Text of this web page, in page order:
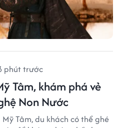
phút trước
Tâm, khám phá vẻ
Non Nước
Tâm, du khách có thể ghé